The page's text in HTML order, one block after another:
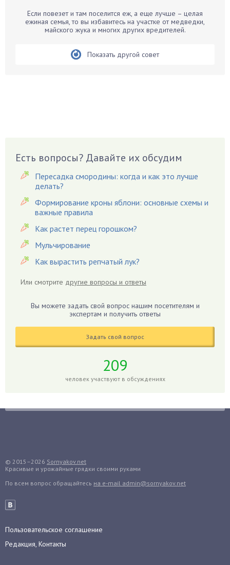
Белые грибы
Бирючина
Вишня
Вредители
Гардения
Гацания
Гвоздики
Георгины
Герань
Гиацинт
Гиппеаструм
Годжи
Голубика
Гуава
Гузмания
Дайкон
Дендробиум
Денежное дерево
Если повезет и там поселится еж, а еще лучше – целая
ежиная семья, то вы избавитесь на участке от медведки,
майского жука и многих других вредителей.
Показать другой совет
Есть вопросы? Давайте их обсудим
Пересадка смородины: когда и как это лучше
делать?
Формирование кроны яблони: основные схемы и
важные правила
Как растет перец горошком?
Мульчирование
Как вырастить репчатый лук?
Или смотрите другие вопросы и ответы
Вы можете задать свой вопрос нашим посетителям и
экспертам и получить ответы
Задать свой вопрос
209
человек участвуют в обсуждениях
© 2015–2026 Sornyakov.net
Красивые и урожайные грядки своими руками
По всем вопрос обращайтесь на e-mail admin@sornyakov.net
Пользовательское соглашение
Редакция, Контакты